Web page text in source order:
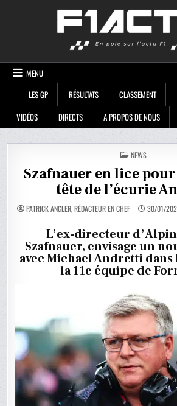
MENU
LES GP
RÉSULTATS CLASSEMENT
VIDÉOS
DIRECTS A PROPOS DE NOUS
POSTED
IN
NEWS
Szafnauer en lice
tête de l’écurie
PATRICK ANGLER, RÉDACTEUR EN CHEF 30/01/
L’ex-directeur
Szafnauer, envisage un
avec Michael Andretti
la 11e équipe de